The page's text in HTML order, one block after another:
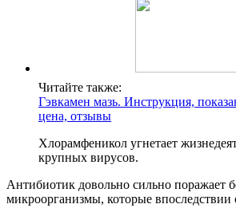
Читайте также:
Гэвкамен мазь. Инструкция,
цена, отзывы
Хлорамфеникол угнетает
крупных вирусов.
Антибиотик довольно сильно поражает
микроорганизмы, которые впоследствии